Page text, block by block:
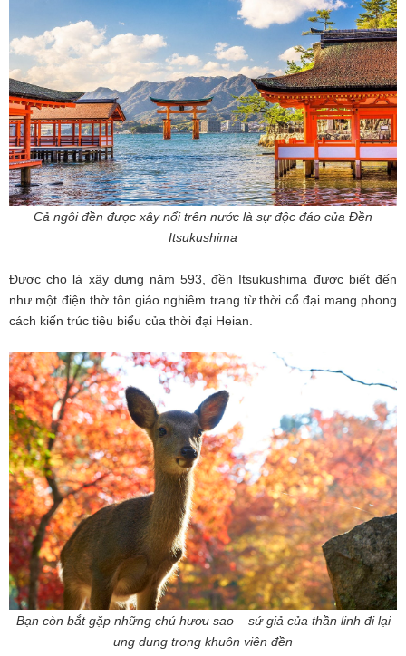
Cả ngôi đền được xây nổi trên nước là sự độc đáo của Đền
Itsukushima
Được cho là xây dựng năm 593, đền Itsukushima được biết đến
như một điện thờ tôn giáo nghiêm trang từ thời cổ đại mang phong
cách kiến trúc tiêu biểu của thời đại Heian.
Bạn còn bắt gặp những chú hươu sao – sứ giả của thần linh đi lại
ung dung trong khuôn viên đền